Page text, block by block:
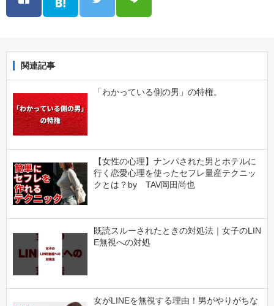
関連記事
「わかっている側の男」の特権。
【女性の心理】ナンパされた男とホテルに
行く恋愛心理を使ったセフレ量産テクニッ
クとは？by TAV岡田尚也
既読スルーされたときの対処法｜女子のLIN
E無視への対処
女がLINEを無視する理由！男がやりがちな